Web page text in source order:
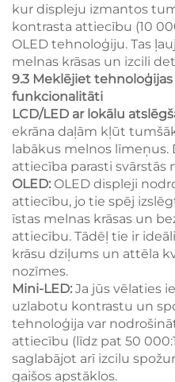
kur displeju izmantos
kontrasta attiecību (10
OLED tehnoloģiju. Tas
melnas krāsas un izcili
9.3 Meklējiet
funkcionalitāti
LCD/LED ar lokālu
ekrāna daļām kļūt
labākus melnos līmeņus.
attiecība parasti svārstās
OLED: OLED displeji
attiecību, jo tie spēj
īstas melnas krāsas un
attiecību. Tādēļ tie ir
krāsu dziļums un attēla
nozīmes.
Mini-LED: Ja jūs vēlaties
uzlabotu kontrastu un
tehnoloģija var
attiecību (līdz pat 50
saglabājot arī izcilu
gaišos apstākļos.